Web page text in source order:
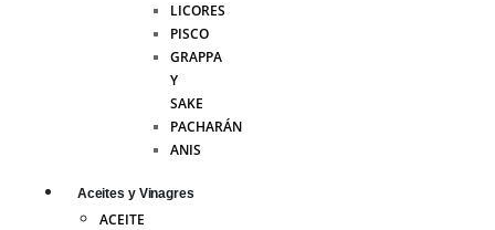
LICORES
PISCO
GRAPPA
Y
SAKE
PACHARÁN
ANIS
Aceites y Vinagres
ACEITE